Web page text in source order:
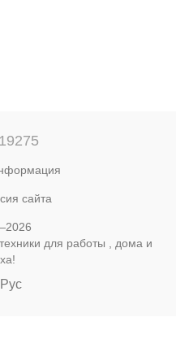
сайта
для работы , дома и
Рус